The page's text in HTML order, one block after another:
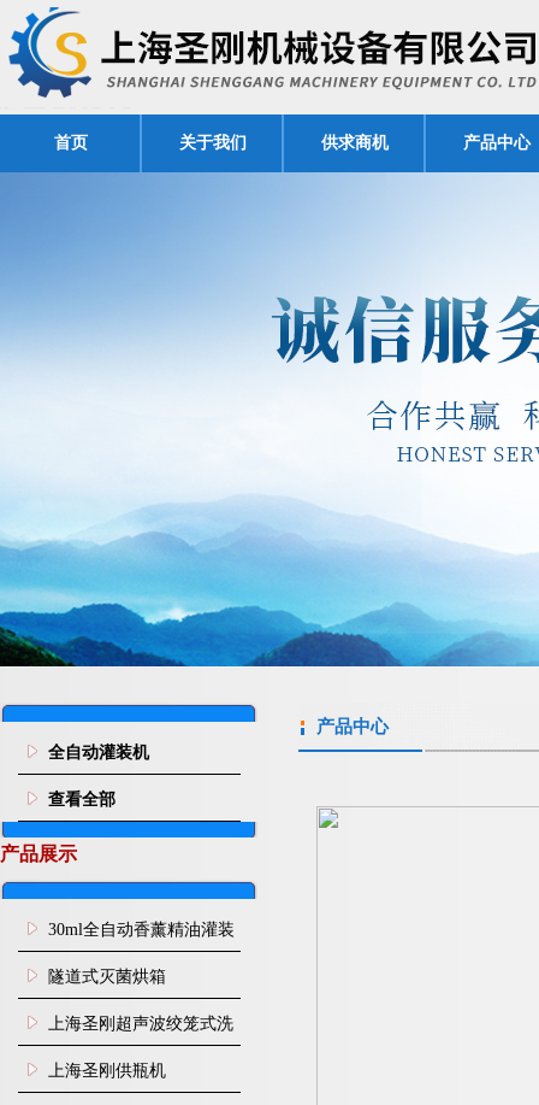
首页 关于我们 供求商机 产品中心
全自动灌装机
查看全部
产品展示
30ml全自动香薰精油灌装
旋盖机
隧道式灭菌烘箱
上海圣刚超声波绞笼式洗
瓶机
上海圣刚供瓶机
产品中心